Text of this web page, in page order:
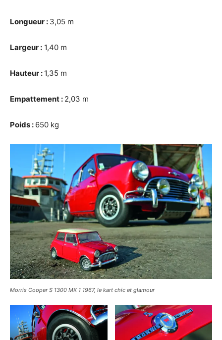
Longueur : 3,05 m
Largeur : 1,40 m
Hauteur : 1,35 m
Empattement : 2,03 m
Poids : 650 kg
Morris Cooper S 1300 MK 1 1967, le kart chic et glamour